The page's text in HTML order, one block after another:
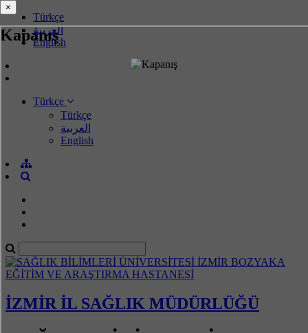
Kapanış
Türkçe
العربية
English
Türkçe
Türkçe
العربية
English
İZMİR İL SAĞLIK MÜDÜRLÜĞÜ
×